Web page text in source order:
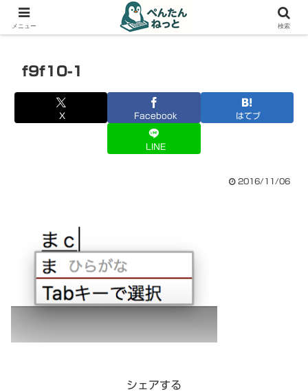
PCやガジェットの備忘録
f9f10-1
X Facebook はてブ
LINE
2016/11/06
シェアする
メニュー 検索